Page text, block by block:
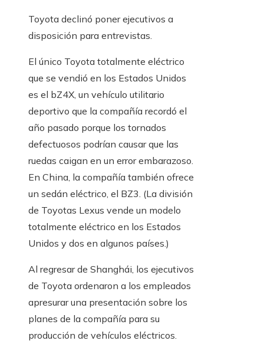
Toyota declinó poner ejecutivos a
disposición para entrevistas.
El único Toyota totalmente eléctrico
que se vendió en los Estados Unidos
es el bZ4X, un vehículo utilitario
deportivo que la compañía recordó el
año pasado porque los tornados
defectuosos podrían causar que las
ruedas caigan en un error embarazoso.
En China, la compañía también ofrece
un sedán eléctrico, el BZ3. (La división
de Toyotas Lexus vende un modelo
totalmente eléctrico en los Estados
Unidos y dos en algunos países.)
Al regresar de Shanghái, los ejecutivos
de Toyota ordenaron a los empleados
apresurar una presentación sobre los
planes de la compañía para su
producción de vehículos eléctricos.